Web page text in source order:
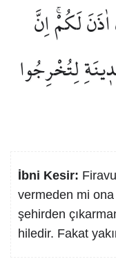
لَكُمْۚ اِنَّ
لِتُخْرِجُوا
İbni Kesir:
vermeden mi ona
şehirden
hiledir. Fakat